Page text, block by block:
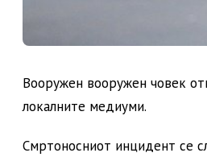
Вооружен вооружен човек
локалните медиуми.
Смртоносниот инцидент се